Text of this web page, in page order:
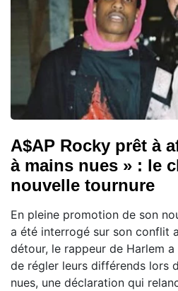
A$AP Rocky prêt à
à mains nues » : le
nouvelle tournure
En pleine promotion de son
a été interrogé sur son conflit
détour, le rappeur de Harlem
de régler leurs différends lors
nues, une déclaration qui